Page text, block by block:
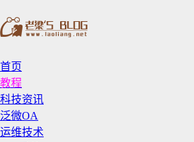
首页
教程
科技资讯
泛微OA
运维技术